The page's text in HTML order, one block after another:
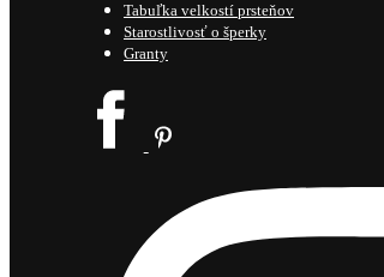
Tabuľka velkostí prsteňov
Starostlivosť o šperky
Granty